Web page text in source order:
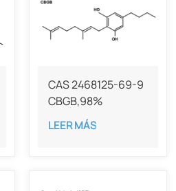
CAS 2468125-69-9
CBGB,98%
LEER MÁS